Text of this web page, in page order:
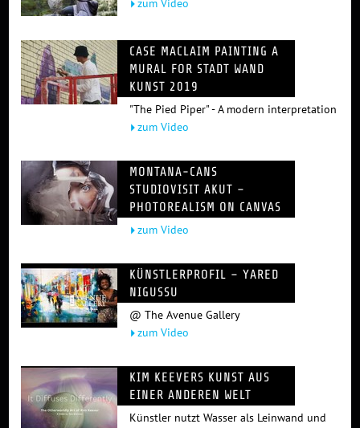
zum Video
CASE MACLAIM PAINTING A
MURAL FOR STADT WAND
KUNST 2019
"The Pied Piper" - A modern interpretation
zum Video
MONTANA-CANS
STUDIOVISIT AKUT –
PHOTOREALISM ON CANVAS
zum Video
KÜNSTLERPROFIL – YARED
NIGUSSU
@ The Avenue Gallery
zum Video
KIM KEEVERS KUNST AUS
EINER ANDEREN WELT
Künstler nutzt Wasser als Leinwand und